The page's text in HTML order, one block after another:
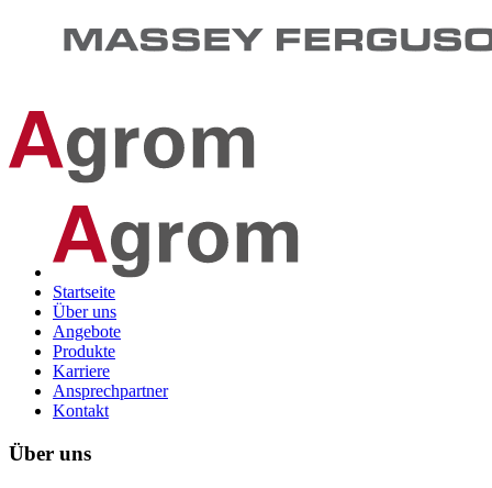
Startseite
Über uns
Angebote
Produkte
Karriere
Ansprechpartner
Kontakt
Über uns